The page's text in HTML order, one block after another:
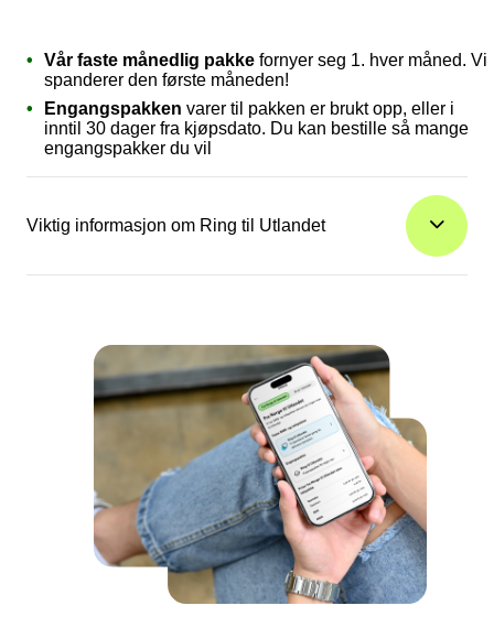
Vår faste månedlig pakke fornyer seg 1. hver måned. Vi
spanderer den første måneden!
Engangspakken varer til pakken er brukt opp, eller i
inntil 30 dager fra kjøpsdato. Du kan bestille så mange
engangspakker du vil
Viktig informasjon om Ring til Utlandet
Merk at det kan forekomme enkelte forsinkelser i
registrering av forbruk, og SMS-varsling bør derfor sees
på som en indikasjon på ditt forbruk
Ved aktivering av en løpende talepakke i en måned vil
pris og antall minutter og SMS justeres til de gjenstående
dagene i måneden
Ved deaktivering av løpende talepakke, varer
eksisterende pakke ut inneværende måne
Du må ha et enkelt- eller Talkmore Familieabonnement